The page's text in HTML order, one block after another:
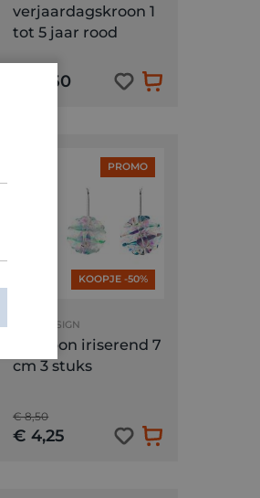
verjaardagskroon 1
tot 5 jaar rood
€ 12,50
PROMO
KOOPJE -50%
RICO DESIGN
Pompon iriserend 7
cm 3 stuks
€ 8,50
€ 4,25